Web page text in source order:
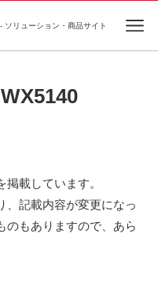
ソリューション・商品サイト
載しています。
、記載内容が変更になっ
のもありますので、あら